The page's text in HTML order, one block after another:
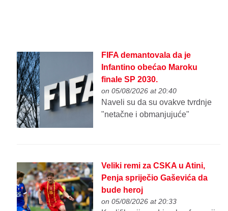
FIFA demantovala da je
Infantino obećao Maroku
finale SP 2030.
on 05/08/2026 at 20:40
Naveli su da su ovakve tvrdnje
"netačne i obmanjujuće"
Veliki remi za CSKA u Atini,
Penja spriječio Gaševića da
bude heroj
on 05/08/2026 at 20:33